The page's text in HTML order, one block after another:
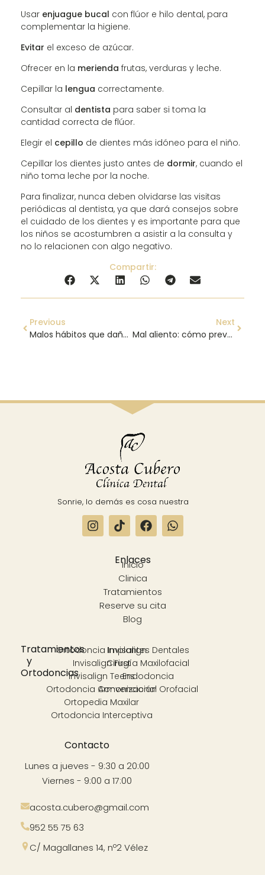
Usar enjuague bucal con flúor e hilo dental, para
complementar la higiene.
Evitar el exceso de azúcar.
Ofrecer en la merienda frutas, verduras y leche.
Cepillar la lengua correctamente.
Consultar al dentista para saber si toma la
cantidad correcta de flúor.
Elegir el cepillo de dientes más idóneo para el niño.
Cepillar los dientes justo antes de dormir, cuando el
niño toma leche por la noche.
Para finalizar, nunca deben olvidarse las visitas
periódicas al dentista, ya que dará consejos sobre
el cuidado de los dientes y es importante para que
los niños se acostumbren a asistir a la consulta y
no lo relacionen con algo negativo.
Compartir:
Previous
Malos hábitos que dañan los dientes
Next
Mal aliento: cómo prevenirlo
Sonrie, lo demás es cosa nuestra
Enlaces
Inicio
Clinica
Tratamientos
Reserve su cita
Blog
Tratamientos
y
Ortodoncias
Ortodoncia Invisalign
Invisalign First
Invisalign Teens
Ortodoncia Convencional
Ortopedia Maxilar
Ortodoncia Interceptiva
Implantes Dentales
Cirugía Maxilofacial
Endodoncia
Armonización Orofacial
Contacto
Lunes a jueves - 9:30 a 20:00
Viernes - 9:00 a 17:00
acosta.cubero@gmail.com
952 55 75 63
C/ Magallanes 14, nº2 Vélez